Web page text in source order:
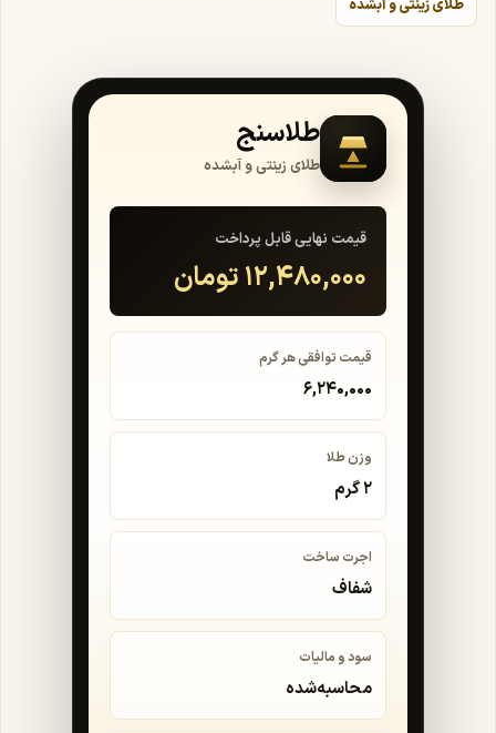
طلای زینتی و آبشده
طلاسنج
طلای زینتی و آبشده
قیمت نهایی قابل پرداخت
۱۲,۴۸۰,۰۰۰ تومان
قیمت توافقی هر گرم
۶,۲۴۰,۰۰۰
وزن طلا
۲ گرم
اجرت ساخت
شفاف
سود و مالیات
محاسبه‌شده